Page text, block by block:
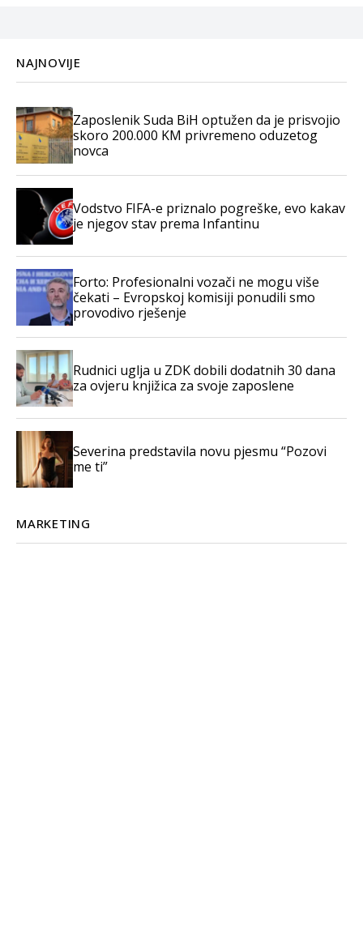
NAJNOVIJE
Zaposlenik Suda BiH optužen da je prisvojio
skoro 200.000 KM privremeno oduzetog
novca
Vodstvo FIFA-e priznalo pogreške, evo kakav
je njegov stav prema Infantinu
Forto: Profesionalni vozači ne mogu više
čekati – Evropskoj komisiji ponudili smo
provodivo rješenje
Rudnici uglja u ZDK dobili dodatnih 30 dana
za ovjeru knjižica za svoje zaposlene
Severina predstavila novu pjesmu “Pozovi
me ti”
MARKETING